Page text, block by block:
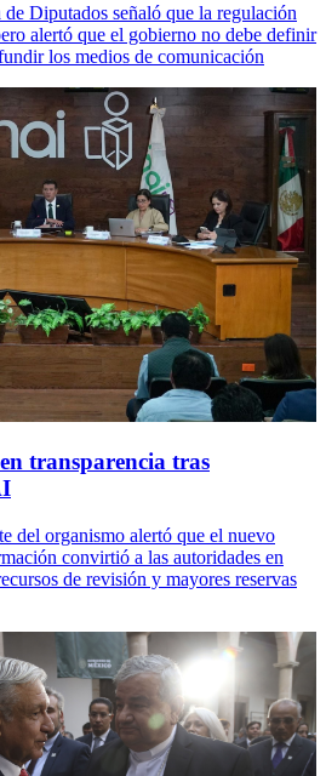
Diputados señaló que la regulación
alertó que el gobierno no debe definir
los medios de comunicación
transparencia tras
del organismo alertó que el nuevo
convirtió a las autoridades en
de revisión y mayores reservas